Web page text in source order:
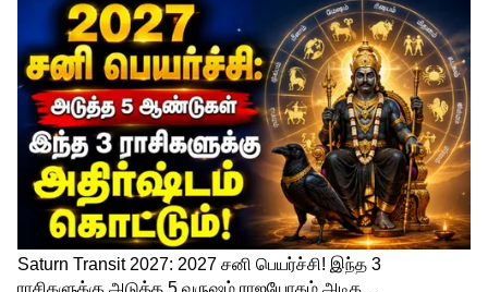
விஸ்வரூபம் எடுக்கும் BJP!பெரிய கட்சி
சிறிய கட்சியாக மாறப்போகிறது!
அதிமுகவை எச்சரிக்கும் பூங்குன்றன்